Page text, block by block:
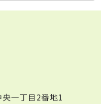
一丁目2番地1